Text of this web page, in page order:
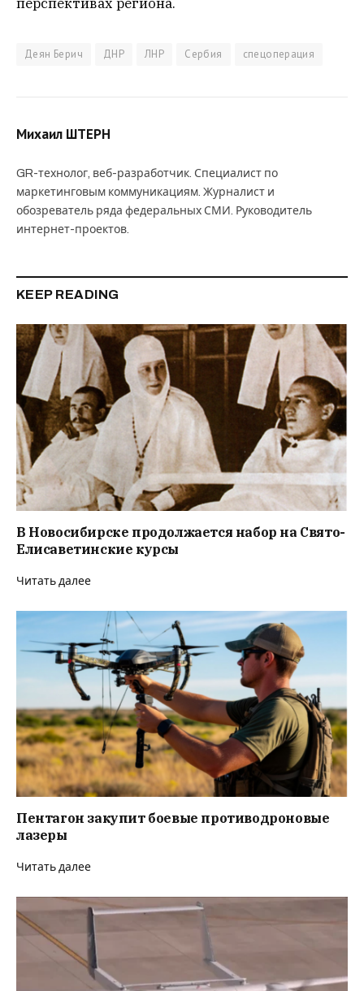
Деян Берич ДНР ЛНР Сербия спецоперация
Михаил ШТЕРН
GR-технолог, веб-разработчик. Специалист по
маркетинговым коммуникациям. Журналист и
обозреватель ряда федеральных СМИ. Руководитель
интернет-проектов.
KEEP READING
В Новосибирске продолжается набор на Свято-
Елисаветинские курсы
Читать далее
Пентагон закупит боевые противодроновые
лазеры
Читать далее